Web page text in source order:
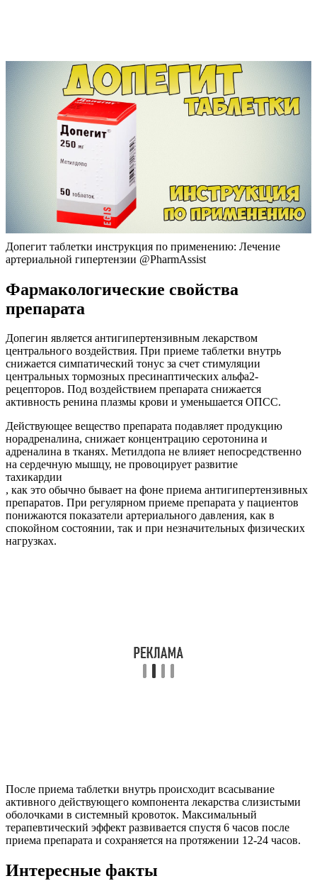
Допегит таблетки инструкция по применению: Лечение
артериальной гипертензии @PharmAssist
Фармакологические свойства
препарата
Допегин является антигипертензивным лекарством
центрального воздействия. При приеме таблетки внутрь
снижается симпатический тонус за счет стимуляции
центральных тормозных пресинаптических альфа2-
рецепторов. Под воздействием препарата снижается
активность ренина плазмы крови и уменьшается ОПСС.
Действующее вещество препарата подавляет продукцию
норадреналина, снижает концентрацию серотонина и
адреналина в тканях. Метилдопа не влияет непосредственно
на сердечную мышцу, не провоцирует развитие
тахикардии
, как это обычно бывает на фоне приема антигипертензивных
препаратов. При регулярном приеме препарата у пациентов
понижаются показатели артериального давления, как в
спокойном состоянии, так и при незначительных физических
нагрузках.
После приема таблетки внутрь происходит всасывание
активного действующего компонента лекарства слизистыми
оболочками в системный кровоток. Максимальный
терапевтический эффект развивается спустя 6 часов после
приема препарата и сохраняется на протяжении 12-24 часов.
Интересные факты